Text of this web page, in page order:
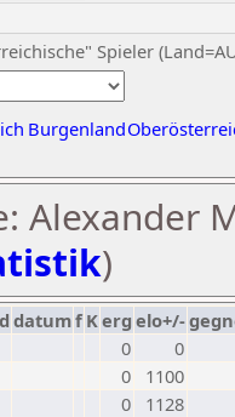
Spieler
Burgenland
Alexander
)
datumf Kerg elo+/-
0
0
0
1100
0
1128